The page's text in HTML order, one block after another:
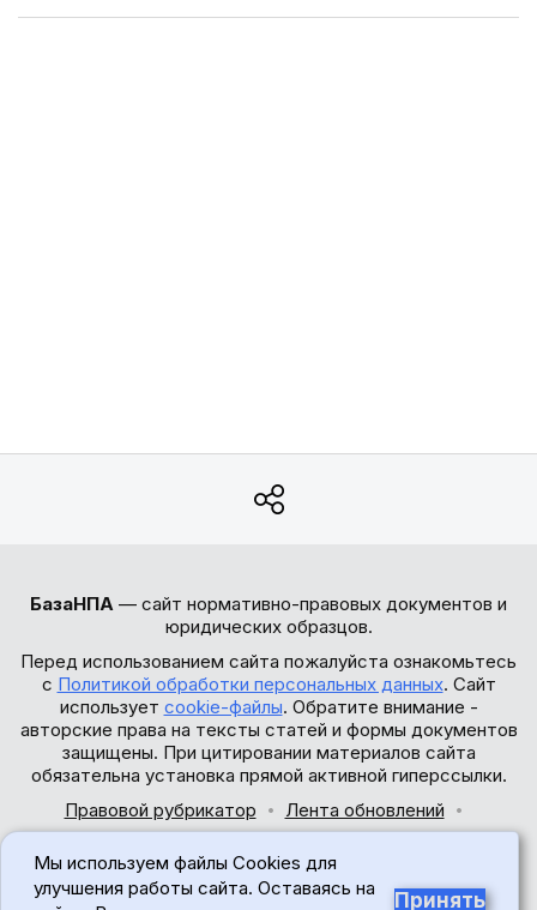
БазаНПА — сайт нормативно-правовых документов и
юридических образцов.
Перед использованием сайта пожалуйста ознакомьтесь
с Политикой обработки персональных данных. Сайт
использует cookie-файлы. Обратите внимание -
авторские права на тексты статей и формы документов
защищены. При цитировании материалов сайта
обязательна установка прямой активной гиперссылки.
Правовой рубрикатор
Лента обновлений
© 2017-2026
Мы используем файлы Cookies для
улучшения работы сайта. Оставаясь на
Принять